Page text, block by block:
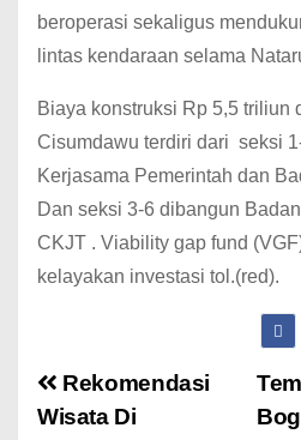
beroperasi sekaligus
lintas kendaraan selama
Biaya konstruksi Rp 5,5 triliun
Cisumdawu terdiri dari seksi
Kerjasama Pemerintah dan
Dan seksi 3-6 dibangun
CKJT . Viability gap fund
kelayakan investasi tol.(red).
Rekomendasi
Wisata Di